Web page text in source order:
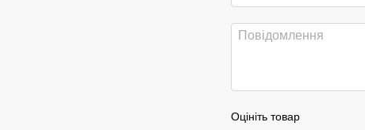
Оцініть товар